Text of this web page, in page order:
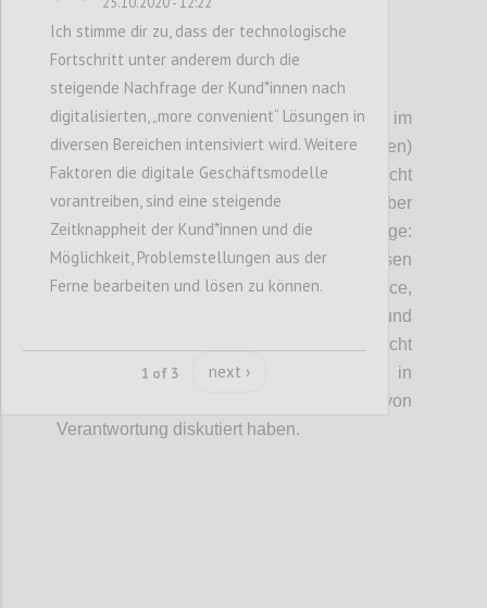
P3
DieseWertediskussion steht auch im
Zusammenhang miteiner (neuen)
Sinnorientierungin
Unternehmen, die nicht
zuletzt zurAttraktivität als Arbeitgeber
beitragen kann. Das führt uns auch zur Frage:
Wie kann Erfolg neu definiert und gemessen
werden?Dafür braucht es eine neue Balance,
und
(nicht
gemeint .Wobei wir
das in
von
Verantwortung diskutiert haben.
Ich stimme dir zu, dass der technologische
Fortschritt unter anderem durch die
steigende Nachfrage der Kund*innen nach
digitalisierten, „more convenient“ Lösungen in
diversen Bereichen intensiviert wird. Weitere
Faktoren die digitale Geschäftsmodelle
vorantreiben, sind eine steigende
Zeitknappheit der Kund*innen und die
Möglichkeit, Problemstellungen aus der
Ferne bearbeiten und lösen zu können.
1 of 3 next ›